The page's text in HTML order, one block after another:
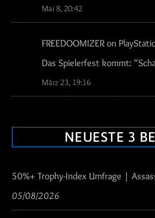
Mai 8, 20:42
FREEDOOMIZERon
Das Spielerfest kommt: “
März 23, 19:16
NEUESTE 3
50%+ Trophy-Index Umfrage |
05/08/2026